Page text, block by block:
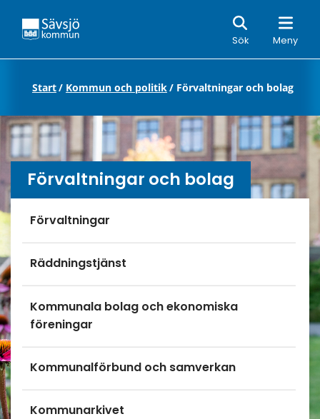
Sök Meny
Sök
Start/ Kommun och politik/ Förvaltningar och bolag
Förvaltningar och bolag
Undersidor meny
Förvaltningar
Räddningstjänst
Kommunala bolag och ekonomiska
föreningar
Kommunalförbund och samverkan
Kommunarkivet